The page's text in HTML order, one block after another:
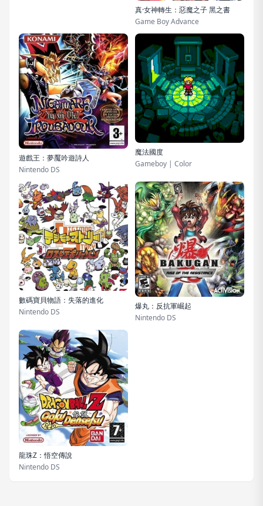
真·女神轉生：惡魔之子 黑之書
Game Boy Advance
遊戲王：夢魘吟遊詩人
Nintendo DS
魔法國度
Gameboy | Color
數碼寶貝物語：失落的進化
Nintendo DS
爆丸：反抗軍崛起
Nintendo DS
龍珠Z：悟空傳說
Nintendo DS